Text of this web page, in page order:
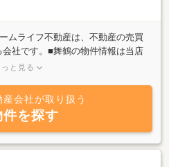
ムライフ不動産は、不動産の売買
社です。■舞鶴の物件情報は当店
いただけます！「売りタイ」「買
「売りタイ」「買いタイ」の希望
掛けております！ぜひ当社へご相
っと見る
産会社が取り扱う
を探す